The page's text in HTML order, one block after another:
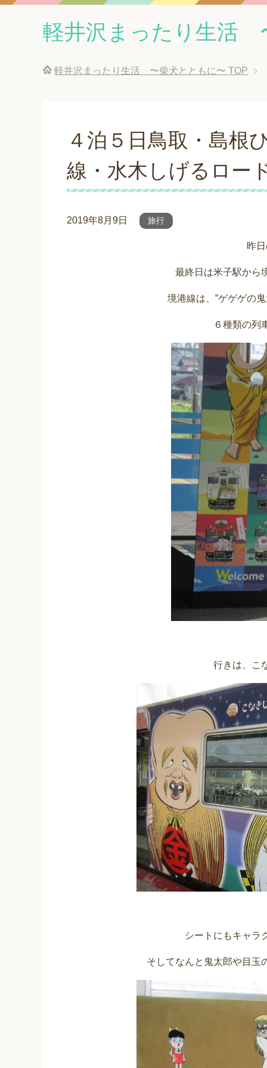
軽井沢まったり生活
軽井沢まったり生活 〜柴犬とともに〜 TOP
４泊５日鳥取・島根
線・水木しげるロー
2019年8月9日 旅行
昨
最終日は米子駅から
境港線は、”ゲゲゲの
６種類の列
行きは、こ
シートにもキャラ
そしてなんと鬼太郎や目玉